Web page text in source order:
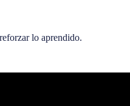
lo aprendido.